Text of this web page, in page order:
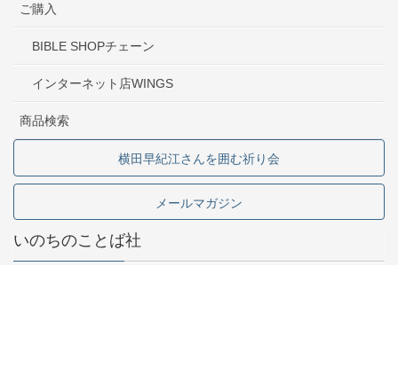
ご購入
BIBLE SHOPチェーン
インターネット店WINGS
商品検索
横田早紀江さんを囲む祈り会
メールマガジン
いのちのことば社